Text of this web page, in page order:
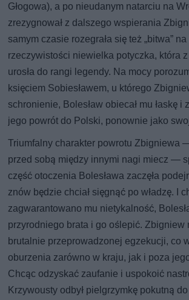
Głogowa), a po nieudanym natarciu na
zrezygnował z dalszego wspierania
samym czasie rozegrała się też „bitwa”
rzeczywistości niewielka potyczka, która
urosła do rangi legendy. Na mocy
księciem Sobiesławem, u którego
schronienie, Bolesław obiecał mu łaskę i
jego powrót do Polski, ponownie jako
Triumfalny charakter powrotu Zbigniewa
przed sobą między innymi nagi miecz —
część otoczenia Bolesława zaczęła
znów będzie chciał sięgnąć po władzę. I
zagwarantowano mu nietykalność,
przyrodniego brata i go oślepić. Zbigniew
brutalnie przeprowadzonej egzekucji, co
oburzenia zarówno w kraju, jak i poza
Chcąc odzyskać zaufanie i uspokoić
Krzywousty odbył pielgrzymkę pokutną